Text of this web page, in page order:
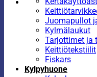
Juomapullot
Kylmälaukut
Tarjottimet ja
Keittiötekstiilit
Fiskars
Kylpyhuone